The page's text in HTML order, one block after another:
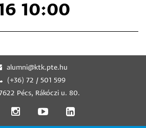
10:00
alumni@ktk.pte.hu
(+36) 72 / 501 599
Pécs, Rákóczi u. 80.